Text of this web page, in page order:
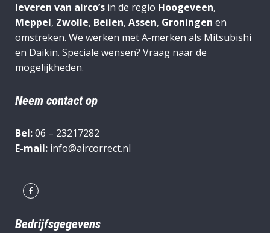
leveren van airco’s in de regio Hoogeveen,
Meppel, Zwolle, Beilen, Assen, Groningen en
omstreken. We werken met A-merken als Mitsubishi
en Daikin. Speciale wensen? Vraag naar de
mogelijkheden.
Neem contact op
Bel:06 – 23217282
E-mail: info@aircorrect.nl
Bedrijfsgegevens